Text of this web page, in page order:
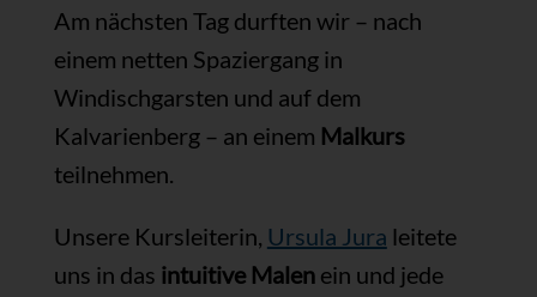
Am nächsten Tag durften wir – nach
einem netten Spaziergang in
Windischgarsten und auf dem
Kalvarienberg – an einem Malkurs
teilnehmen.
Unsere Kursleiterin, Ursula Jura leitete
uns in das intuitive Malenein und jede